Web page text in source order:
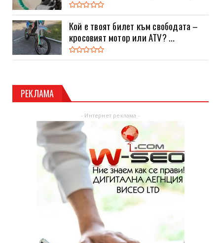
Кой е твоят билет към свободата –
кросовият мотор или ATV? ...
РЕКЛАМА
- Интернет реклама -